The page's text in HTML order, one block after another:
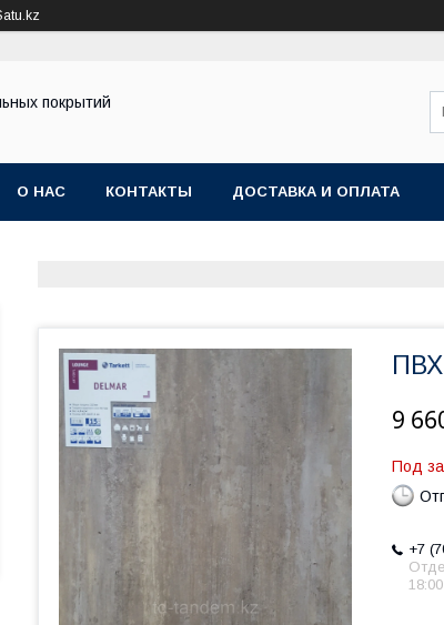
покрытий
О НАС КОНТАКТЫ ДОСТАВКА И ОПЛАТА
ПВХ
9
Под
+7